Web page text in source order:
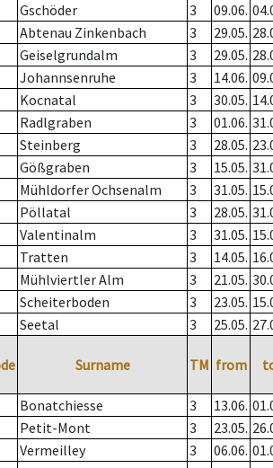
Gschöder 3 09.06.
Abtenau Zinkenbach 3 29.05.
Geiselgrundalm 3 29.05.
Johannsenruhe 3 14.06.
Kocnatal 3 30.05.
Radlgraben 3 01.06.
Steinberg 3 28.05.
Gößgraben 3 15.05.
Mühldorfer Ochsenalm 3 31.05.
Pöllatal 3 28.05.
Valentinalm 3 31.05.
Tratten 3 14.05.
Mühlviertler Alm 3 21.05.
Scheiterboden 3 23.05.
Seetal 3 25.05.
Surname TM from
Bonatchiesse 3 13.06.
Petit-Mont 3 23.05.
Vermeilley 3 06.06.